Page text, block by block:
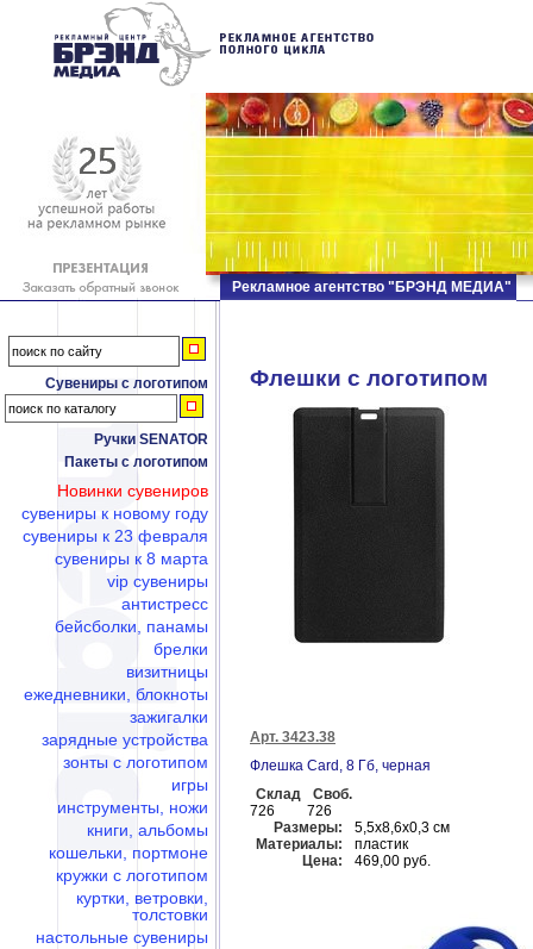
Сувениры с логотипом
Ручки SENATOR
Пакеты с логотипом
Новинки сувениров
сувениры к новому году
сувениры к 23 февраля
сувениры к 8 марта
vip сувениры
антистресс
бейсболки, панамы
брелки
визитницы
ежедневники, блокноты
зажигалки
зарядные устройства
зонты с логотипом
игры
инструменты, ножи
книги, альбомы
кошельки, портмоне
кружки с логотипом
куртки, ветровки,
толстовки
настольные сувениры
Рекламное агентство "БРЭНД МЕДИА"
Флешки c логотипом
Арт. 3423.38
Флешка Card, 8 Гб, черная
Склад
Своб.
726
726
Размеры:
5,5х8,6х0,3 см
Материалы:
пластик
Цена:
469,00 руб.